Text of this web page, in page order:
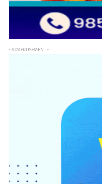
- ADVERTISEMENT -